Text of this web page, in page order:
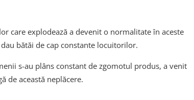
care explodează a devenit o normalitate în aceste
bătăi de cap constante locuitorilor.
s-au plâns constant de zgomotul produs, a venit
de această neplăcere.